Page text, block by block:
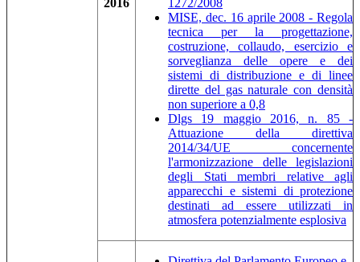
MISE, dec. 16 aprile 2008 - Regola
tecnica per la progettazione,
costruzione, collaudo, esercizio e
sorveglianza delle opere e dei
sistemi di distribuzione e di linee
dirette del gas naturale con densità
non superiore a 0,8
Dlgs 19 maggio 2016, n. 85 -
Attuazione della direttiva
2014/34/UE concernente
l'armonizzazione delle legislazioni
degli Stati membri relative agli
apparecchi e sistemi di protezione
destinati ad essere utilizzati in
atmosfera potenzialmente esplosiva